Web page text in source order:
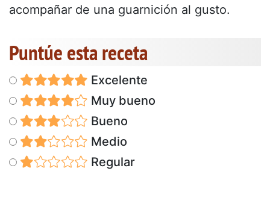
acompañar de una guarnición al gusto.
Puntúe esta receta
Excelente
Muy bueno
Bueno
Medio
Regular